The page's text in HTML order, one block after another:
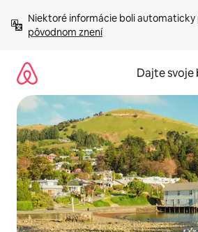
obsah.
Niektoré informácie boli automaticky
pôvodnom znení
Dajte svoje